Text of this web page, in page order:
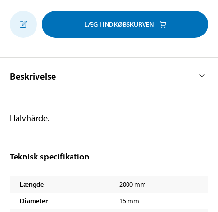
LÆG I INDKØBSKURVEN
Beskrivelse
Halvhårde.
Teknisk specifikation
Længde
2000 mm
Diameter
15 mm